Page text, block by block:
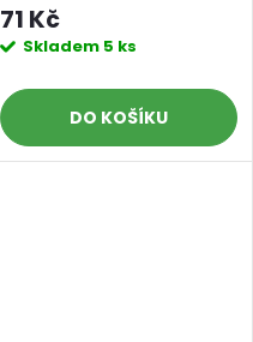
71 Kč
Skladem 5 ks
DO KOŠÍKU